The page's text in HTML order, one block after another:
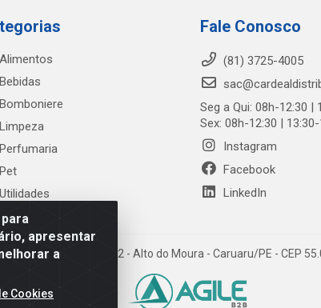
apresentar
a
Cookies
Alimentos
Bebidas
Bomboniere
Limpeza
Perfumaria
Pet
Utilidades
Fale Conosco
(81) 3725-4005
Seg a Qui: 08h-12:30 |
Sex: 08h-12:30 |
Instagram
Facebook
LinkedIn
Alto do Moura, 582 - Alto do Moura - Caruaru/PE - CEP